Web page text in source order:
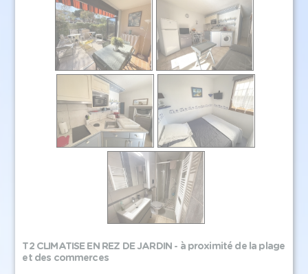
T2 CLIMATISE EN REZ DE JARDIN - à proximité de la plage
et des commerces